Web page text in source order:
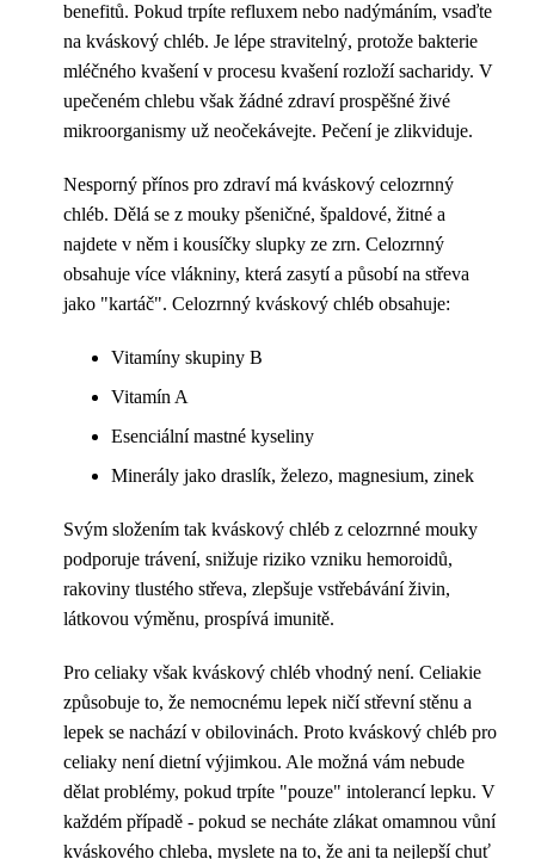
benefitů. Pokud trpíte refluxem nebo nadýmáním, vsaďte
na kváskový chléb. Je lépe stravitelný, protože bakterie
mléčného kvašení v procesu kvašení rozloží sacharidy. V
upečeném chlebu však žádné zdraví prospěšné živé
mikroorganismy už neočekávejte. Pečení je zlikviduje.
Nesporný přínos pro zdraví má kváskový celozrnný
chléb. Dělá se z mouky pšeničné, špaldové, žitné a
najdete v něm i kousíčky slupky ze zrn. Celozrnný
obsahuje více vlákniny, která zasytí a působí na střeva
jako "kartáč". Celozrnný kváskový chléb obsahuje:
Vitamíny skupiny B
Vitamín A
Esenciální mastné kyseliny
Minerály jako draslík, železo, magnesium, zinek
Svým složením tak kváskový chléb z celozrnné mouky
podporuje trávení, snižuje riziko vzniku hemoroidů,
rakoviny tlustého střeva, zlepšuje vstřebávání živin,
látkovou výměnu, prospívá imunitě.
Pro celiaky však kváskový chléb vhodný není. Celiakie
způsobuje to, že nemocnému lepek ničí střevní stěnu a
lepek se nachází v obilovinách. Proto kváskový chléb pro
celiaky není dietní výjimkou. Ale možná vám nebude
dělat problémy, pokud trpíte "pouze" intolerancí lepku. V
každém případě - pokud se necháte zlákat omamnou vůní
kváskového chleba, myslete na to, že ani ta nejlepší chuť